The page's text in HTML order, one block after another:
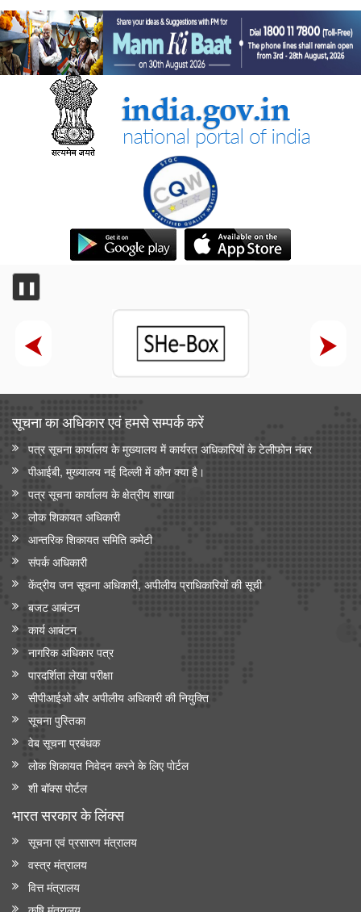
❚❚
सूचना का अधिकार एवं हमसे सम्‍पर्क करें
पत्र सूचना कार्यालय के मुख्यालय में कार्यरत अधिकारियों के टेलीफोन नंबर
पीआईबी, मुख्यालय नई दिल्ली में कौन क्या है।
पत्र सूचना कार्यालय के क्षेत्रीय शाखा
लोक शिकायत अधिकारी
आन्‍तरिक शिकायत समिति कमेटी
संपर्क अधिकारी
केंद्रीय जन सूचना अधिकारी, अपीलीय प्राधिकारियों की सूची
बजट आबंटन
कार्य आबंटन
नागरिक अधिकार पत्र
पारदर्शिता लेखा परीक्षा
सीपीआईओ और अपी‍लीय अधिकारी की नियुक्ति
सूचना पुस्तिका
वेब सूचना प्रबंधक
लोक शिकायत निवेदन करने के लिए पोर्टल
शी बॉक्स पोर्टल
भारत सरकार के लिंक्‍स
सूचना एवं प्रसारण मंत्रालय
वस्त्र मंत्रालय
वित्त मंत्रालय